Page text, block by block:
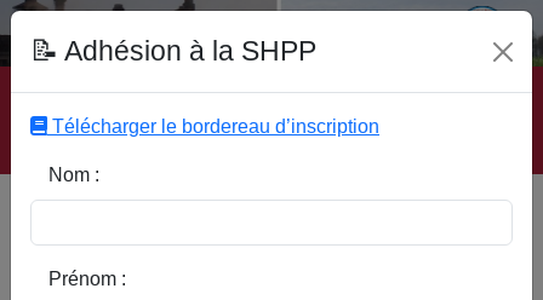
Accueil | Site SHPP | Auteurs | Editeurs | Rubriques |
Sous-Rubriques | Mots-Clefs | Contact
abbé de Cysoing de 1654 à 1670
📝 Adhésion à la SHPP
Télécharger le bordereau d’inscription
Nom :
Prénom :